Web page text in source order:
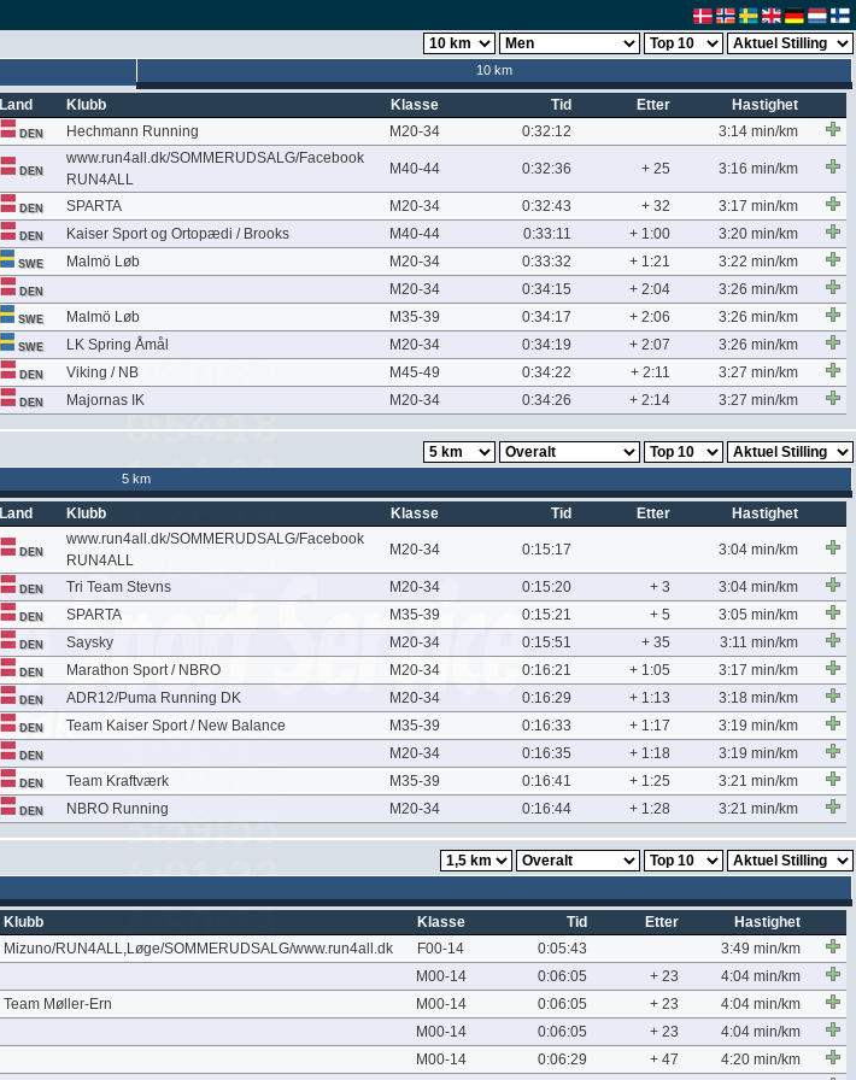
10 km
Land Klubb Klasse Tid Etter
Hastighet
DEN Hechmann Running M20-34 0:32:12 3:14 min/km
DEN
www.run4all.dk/SOMMERUDSALG/Facebook
RUN4ALL
M40-44 0:32:36 + 25 3:16 min/km
DEN SPARTA M20-34 0:32:43 + 32
3:17 min/km
DEN Kaiser Sport og Ortopædi / Brooks M40-44 0:33:11 + 1:00
3:20 min/km
SWE Malmö Løb M20-34 0:33:32 + 1:21
3:22 min/km
DEN M20-34 0:34:15 + 2:04
3:26 min/km
SWE Malmö Løb M35-39 0:34:17 + 2:06
3:26 min/km
SWE LK Spring Åmål M20-34 0:34:19 + 2:07
3:26 min/km
DEN Viking / NB M45-49 0:34:22 + 2:11
3:27 min/km
DEN Majornas IK M20-34 0:34:26 + 2:14 3:27 min/km
5 km
Land Klubb Klasse Tid Etter Hastighet
DEN
www.run4all.dk/SOMMERUDSALG/Facebook
RUN4ALL
M20-34 0:15:17 3:04 min/km
DEN Tri Team Stevns M20-34 0:15:20 + 3
3:04 min/km
DEN SPARTA M35-39 0:15:21 + 5
3:05 min/km
DEN Saysky M20-34 0:15:51 + 35
3:11 min/km
DEN Marathon Sport / NBRO M20-34 0:16:21 + 1:05
3:17 min/km
DEN ADR12/Puma Running DK M20-34 0:16:29 + 1:13
3:18 min/km
DEN Team Kaiser Sport / New Balance M35-39 0:16:33 + 1:17
3:19 min/km
DEN M20-34 0:16:35 + 1:18
3:19 min/km
DEN Team Kraftværk M35-39 0:16:41 + 1:25
3:21 min/km
DEN NBRO Running M20-34 0:16:44 + 1:28 3:21 min/km
Klubb Klasse Tid Etter
Hastighet
Mizuno/RUN4ALL,Løge/SOMMERUDSALG/www.run4all.dk F00-14 0:05:43
3:49 min/km
M00-14 0:06:05 + 23
4:04 min/km
Team Møller-Ern M00-14 0:06:05 + 23
4:04 min/km
M00-14 0:06:05 + 23
4:04 min/km
M00-14 0:06:29 + 47
4:20 min/km